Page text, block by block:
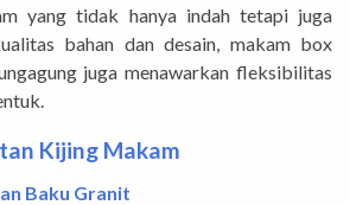
yang tidak hanya indah tetapi juga
bahan dan desain, makam box
juga menawarkan fleksibilitas
Kijing Makam
Baku Granit